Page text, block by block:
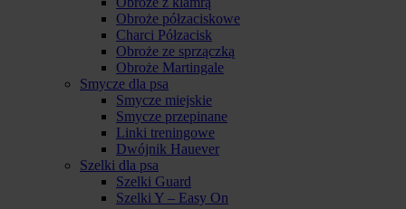
Obroże półzaciskowe
Charci Półzacisk
Obroże ze sprzączką
Obroże Martingale
Smycze dla psa
Smycze miejskie
Smycze przepinane
Linki treningowe
Dwójnik Hauever
Szelki dla psa
Szelki Guard
Szelki Y – Easy On